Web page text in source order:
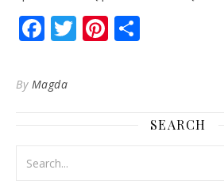
Facebook
TwitterPinterest
By Magda
SEARCH